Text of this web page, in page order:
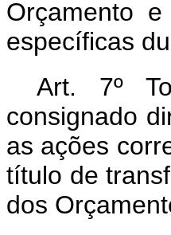
Orçamento
específicas
Art. 7º
consignado
as ações
título de
dos